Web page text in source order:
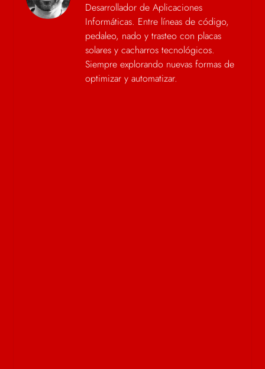
Desarrollador de Aplicaciones
Informáticas. Entre líneas de código,
pedaleo, nado y trasteo con placas
solares y cacharros tecnológicos.
Siempre explorando nuevas formas de
optimizar y automatizar.